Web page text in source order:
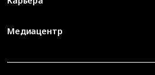
Медиацентр